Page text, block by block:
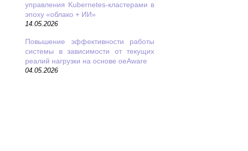
управления Kubernetes-кластерами в
эпоху «облако + ИИ»
14.05.2026
Повышение эффективности работы
системы в зависимости от текущих
реалий нагрузки на основе oeAware
04.05.2026